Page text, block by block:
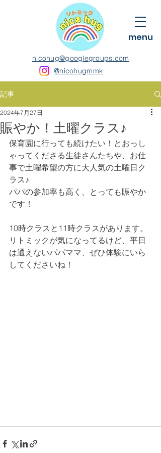
nicohug@googlegroups.com
menu
@nicohugmmk
記事
賑やか！土曜クラス♪
2024年7月27日
保育園に行っても続けたい！とおっし
ゃってくださる生徒さんたちや、お仕
事で土曜希望の方に大人気の土曜日ク
ラス♪
パパの参加率も高く、とっても賑やか
です！
10時クラスと11時クラスがあります。
リトミックが気になってるけど、平日
は通えないパパママ、ぜひ体験にいら
してくださいね！